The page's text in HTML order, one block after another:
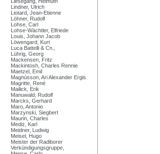
Lindner, Ulrich
Liotard, Jean-Etienne
Löhner, Rudolf
Lohse, Carl
Lohse-Wächtler, Elfriede
Louis, Johann Jacob
Löwengard, Kurt
Luca Battelli & Cn.,
Lührig, Georg
Mackensen, Fritz
Mackintosh, Charles Rennie
Maetzel, Emil
Magnússon, Ari Alexander Ergis
Magritte, René
Mailick, Erik
Manuwald, Rudolf
Marcks, Gerhard
Maro, Antonio
Marzynski, Siegbert
Maurin, Charles
Mediz, Karl
Meidner, Ludwig
Meisel, Hugo
Meister der Radiborer
Verkündigungsgruppe,